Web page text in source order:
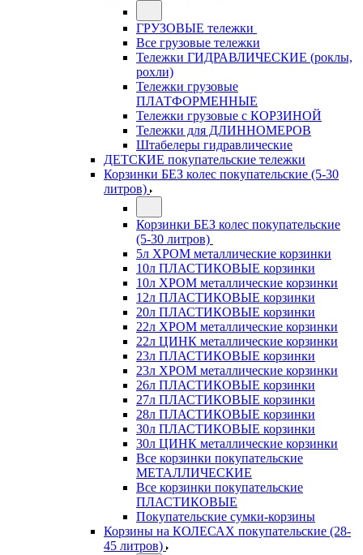
ГРУЗОВЫЕ тележки
Все грузовые тележки
Тележки ГИДРАВЛИЧЕСКИЕ (роклы,
рохли)
Тележки грузовые
ПЛАТФОРМЕННЫЕ
Тележки грузовые с КОРЗИНОЙ
Тележки для ДЛИННОМЕРОВ
Штабелеры гидравлические
ДЕТСКИЕ покупательские тележки
Корзинки БЕЗ колес покупательские (5-30
литров)
Корзинки БЕЗ колес покупательские
(5-30 литров)
5л ХРОМ металлические корзинки
10л ПЛАСТИКОВЫЕ корзинки
10л ХРОМ металлические корзинки
12л ПЛАСТИКОВЫЕ корзинки
20л ПЛАСТИКОВЫЕ корзинки
22л ХРОМ металлические корзинки
22л ЦИНК металлические корзинки
23л ПЛАСТИКОВЫЕ корзинки
23л ХРОМ металлические корзинки
26л ПЛАСТИКОВЫЕ корзинки
27л ПЛАСТИКОВЫЕ корзинки
28л ПЛАСТИКОВЫЕ корзинки
30л ПЛАСТИКОВЫЕ корзинки
30л ЦИНК металлические корзинки
Все корзинки покупательские
МЕТАЛЛИЧЕСКИЕ
Все корзинки покупательские
ПЛАСТИКОВЫЕ
Покупательские сумки-корзины
Корзины на КОЛЕСАХ покупательские (28-
45 литров)